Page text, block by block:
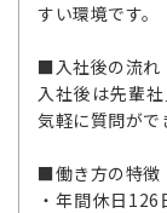
すい環境です。
■入社後の流れ
入社後は先輩
気軽に質問がで
■働き方の特徴
・年間休日